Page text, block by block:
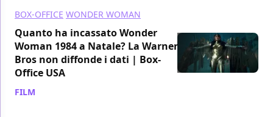
BOX-OFFICE WONDER WOMAN
Quanto ha incassato Wonder
Woman 1984 a Natale? La Warner
Bros non diffonde i dati | Box-
Office USA
FILM